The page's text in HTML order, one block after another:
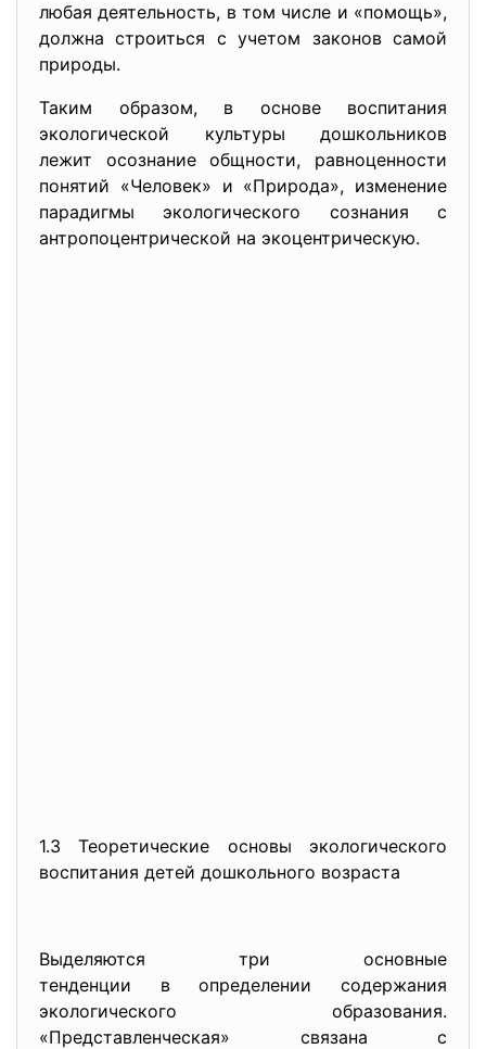
любая деятельность, в том числе и «помощь»,
должна строиться с учетом законов самой
природы.
Таким образом, в основе воспитания
экологической культуры дошкольников
лежит осознание общности, равноценности
понятий «Человек» и «Природа», изменение
парадигмы экологического сознания с
антропоцентрической на экоцентрическую.
1.3 Теоретические основы экологического
воспитания детей дошкольного возраста
Выделяются три основные
тенденции в определении содержания
экологического образования.
«Представленческая» связана с